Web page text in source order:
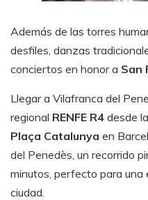
Además de las torres
desfiles, danzas
conciertos en honor a San
Llegar a Vilafranca del
regional RENFE R4 desde
Plaça Catalunya en
del Penedès, un recorrido
minutos, perfecto para una
ciudad.